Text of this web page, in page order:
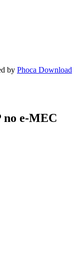
by Phoca Download
no e-MEC